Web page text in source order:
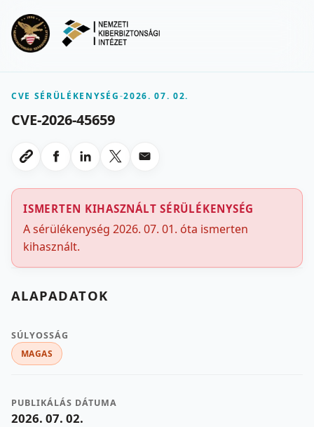
CVE SÉRÜLÉKENYSÉG-2026. 07. 02.
CVE-2026-45659
Link masolasa
Megosztas Facebookon
Megosztas LinkedInen
Megosztas X-en
Megosztas emailben
ISMERTEN KIHASZNÁLT SÉRÜLÉKENYSÉG
A sérülékenység 2026. 07. 01. óta ismerten
kihasznált.
ALAPADATOK
SÚLYOSSÁG
MAGAS
PUBLIKÁLÁS DÁTUMA
2026. 07. 02.